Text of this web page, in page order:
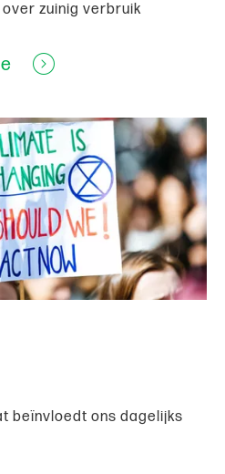
zuinig verbruik
beïnvloedt ons dagelijks